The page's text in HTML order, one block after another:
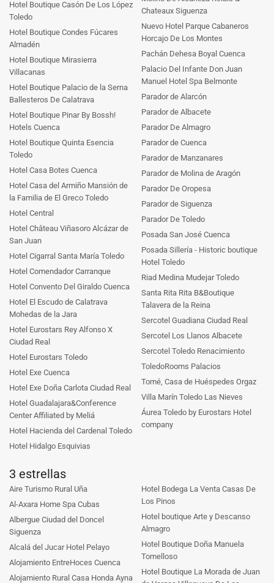
Hotel Boutique Casón De Los López
Toledo
Hotel Boutique Condes Fúcares
Almadén
Hotel Boutique Mirasierra
Villacanas
Hotel Boutique Palacio de la Serna
Ballesteros De Calatrava
Hotel Boutique Pinar By Bossh!
Hotels Cuenca
Hotel Boutique Quinta Esencia
Toledo
Hotel Casa Botes Cuenca
Hotel Casa del Armiño Mansión de
la Familia de El Greco Toledo
Hotel Central
Hotel Château Viñasoro Alcázar de
San Juan
Hotel Cigarral Santa María Toledo
Hotel Comendador Carranque
Hotel Convento Del Giraldo Cuenca
Hotel El Escudo de Calatrava
Mohedas de la Jara
Hotel Eurostars Rey Alfonso X
Ciudad Real
Hotel Eurostars Toledo
Hotel Exe Cuenca
Hotel Exe Doña Carlota Ciudad Real
Hotel Guadalajara&Conference
Center Affiliated by Meliá
Hotel Hacienda del Cardenal Toledo
Hotel Hidalgo Esquivias
Chateaux Siguenza
Nuevo Hotel Parque Cabaneros
Horcajo De Los Montes
Pachán Dehesa Boyal Cuenca
Palacio Del Infante Don Juan
Manuel Hotel Spa Belmonte
Parador de Alarcón
Parador de Albacete
Parador De Almagro
Parador de Cuenca
Parador de Manzanares
Parador de Molina de Aragón
Parador De Oropesa
Parador de Siguenza
Parador De Toledo
Posada San José Cuenca
Posada Sillería - Historic boutique
Hotel Toledo
Riad Medina Mudejar Toledo
Santa Rita Rita B&Boutique
Talavera de la Reina
Sercotel Guadiana Ciudad Real
Sercotel Los Llanos Albacete
Sercotel Toledo Renacimiento
ToledoRooms Palacios
Tomé, Casa de Huéspedes Orgaz
Villa Marín Toledo Las Nieves
Áurea Toledo by Eurostars Hotel
company
3 estrellas
Aire Turismo Rural Uña
Al-Axara Home Spa Cubas
Albergue Ciudad del Doncel
Siguenza
Alcalá del Jucar Hotel Pelayo
Alojamiento EntreHoces Cuenca
Alojamiento Rural Casa Honda Ayna
Hotel Bodega La Venta Casas De
Los Pinos
Hotel boutique Arte y Descanso
Almagro
Hotel Boutique Doña Manuela
Tomelloso
Hotel Boutique La Morada de Juan